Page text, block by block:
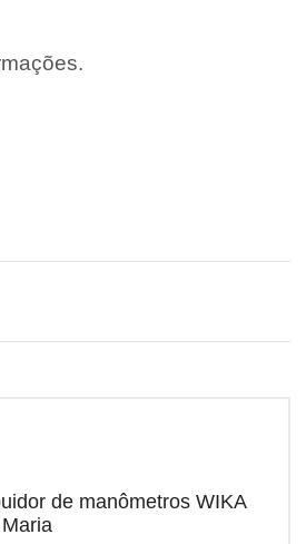
de manômetros WIKA